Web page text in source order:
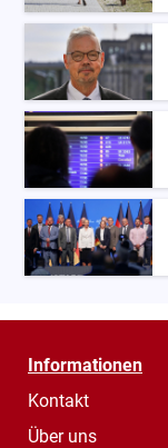
Informationen
Kontakt
Über uns